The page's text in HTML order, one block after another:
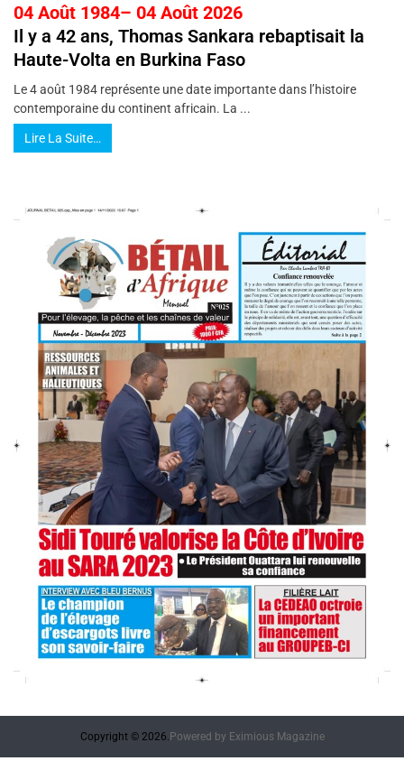
04 Août 1984– 04 Août 2026
Il y a 42 ans, Thomas Sankara rebaptisait la
Haute-Volta en Burkina Faso
Le 4 août 1984 représente une date importante dans l’histoire
contemporaine du continent africain. La ...
Lire La Suite…
Copyright © 2026. Powered by Eximious Magazine